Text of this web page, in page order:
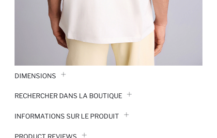
DIMENSIONS
RECHERCHER DANS LA BOUTIQUE
INFORMATIONS SUR LE PRODUIT
PRODUCT REVIEWS